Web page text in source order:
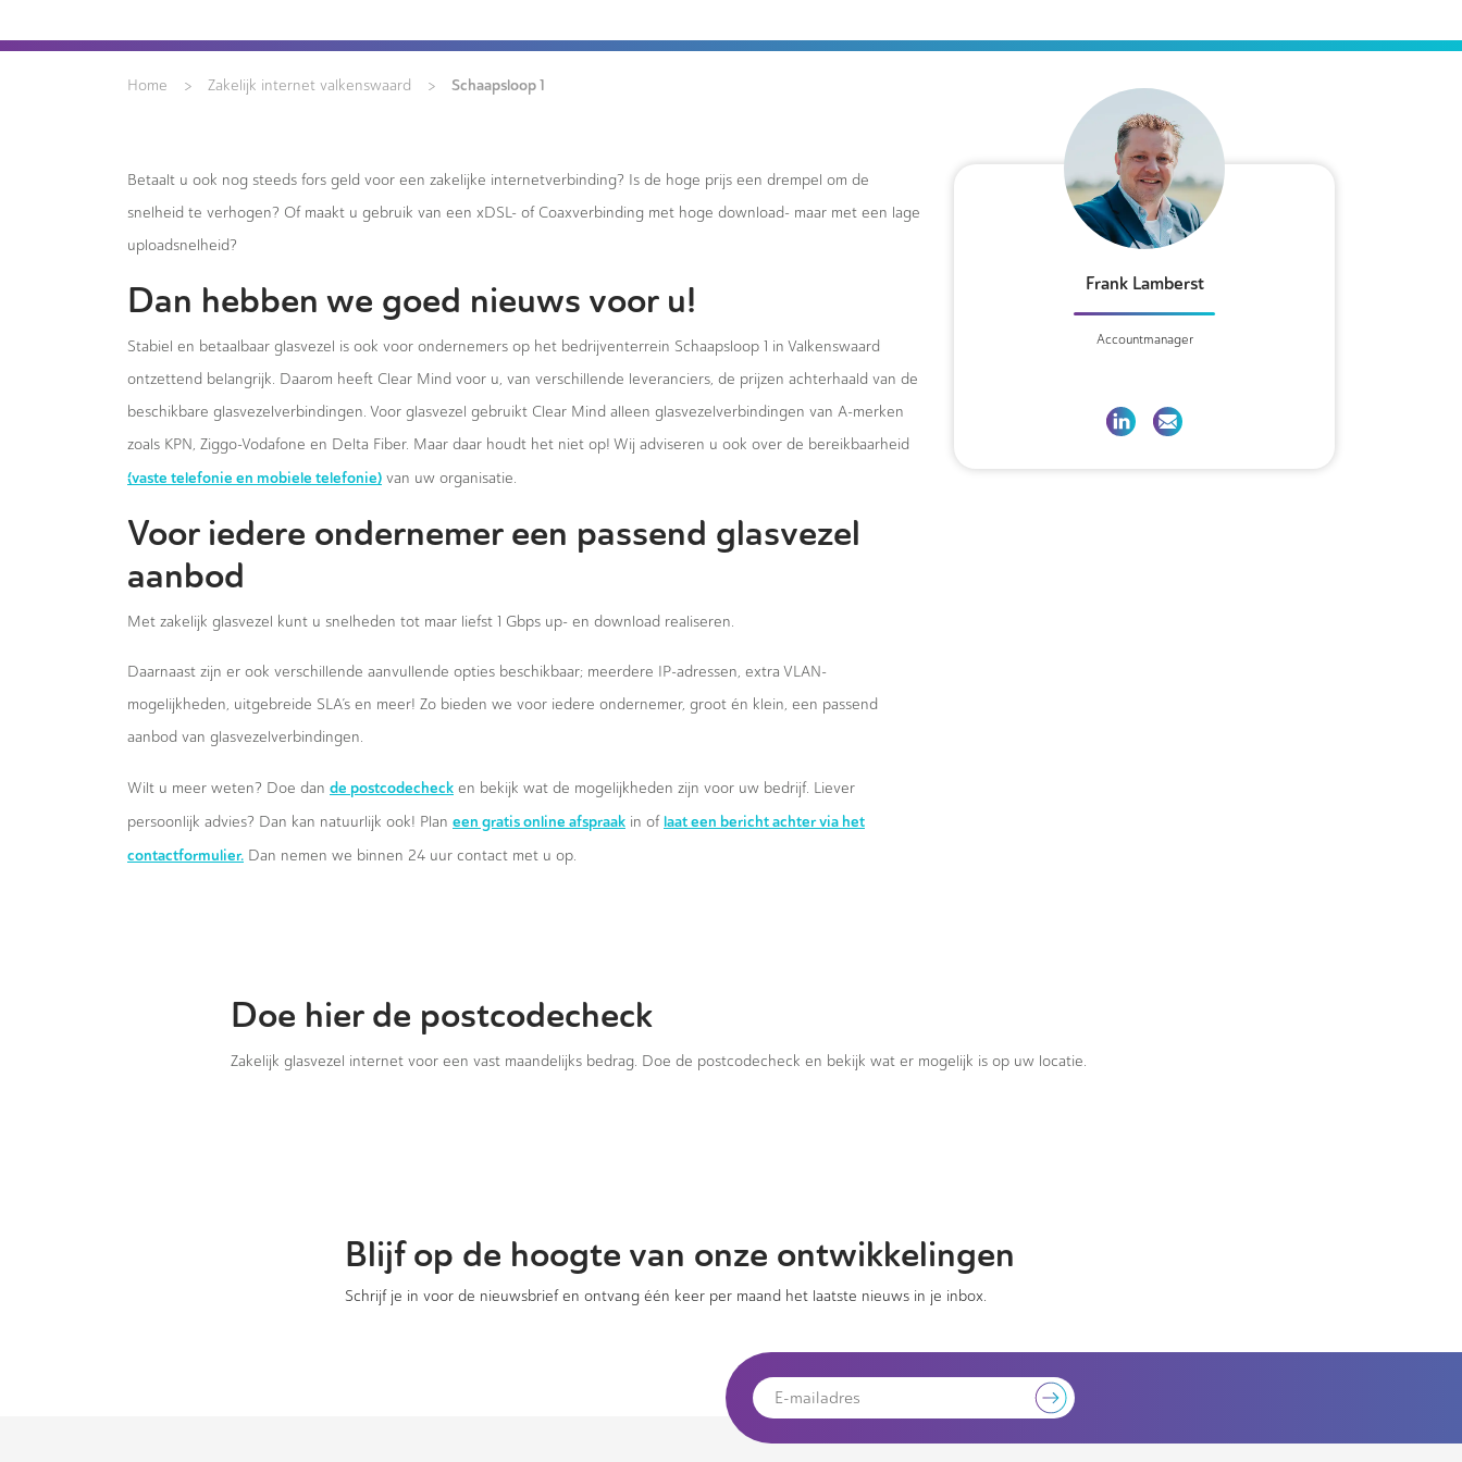
Home > Zakelijk internet valkenswaard > Schaapsloop 1
Betaalt u ook nog steeds fors geld voor een zakelijke internetverbinding? Is de hoge prijs een drempel om de
snelheid te verhogen? Of maakt u gebruik van een xDSL- of Coaxverbinding met hoge download- maar met een lage
uploadsnelheid?
Dan hebben we goed nieuws voor u!
Stabiel en betaalbaar glasvezel is ook voor ondernemers op het bedrijventerrein Schaapsloop 1 in Valkenswaard
ontzettend belangrijk. Daarom heeft Clear Mind voor u, van verschillende leveranciers, de prijzen achterhaald van de
beschikbare glasvezelverbindingen. Voor glasvezel gebruikt Clear Mind alleen glasvezelverbindingen van A-merken
zoals KPN, Ziggo-Vodafone en Delta Fiber. Maar daar houdt het niet op! Wij adviseren u ook over de bereikbaarheid
(vaste telefonie en mobiele telefonie) van uw organisatie.
Voor iedere ondernemer een passend glasvezel
aanbod
Met zakelijk glasvezel kunt u snelheden tot maar liefst 1 Gbps up- en download realiseren.
Daarnaast zijn er ook verschillende aanvullende opties beschikbaar; meerdere IP-adressen, extra VLAN-
mogelijkheden, uitgebreide SLA’s en meer! Zo bieden we voor iedere ondernemer, groot én klein, een passend
aanbod van glasvezelverbindingen.
Wilt u meer weten? Doe dan de postcodecheck en bekijk wat de mogelijkheden zijn voor uw bedrijf. Liever
persoonlijk advies? Dan kan natuurlijk ook! Plan een gratis online afspraak in of laat een bericht achter via het
contactformulier. Dan nemen we binnen 24 uur contact met u op.
Frank Lamberst
Accountmanager
Doe hier de postcodecheck
Zakelijk glasvezel internet voor een vast maandelijks bedrag. Doe de postcodecheck en bekijk wat er mogelijk is op uw locatie.
Blijf op de hoogte van onze ontwikkelingen
Schrijf je in voor de nieuwsbrief en ontvang één keer per maand het laatste nieuws in je inbox.